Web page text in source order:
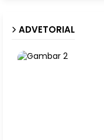
ADVETORIAL